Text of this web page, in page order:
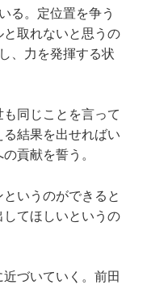
る。定位置を争う
取れないと思うの
、力を発揮する状
同じことを言って
結果を出せればい
貢献を誓う。
いうのができると
てほしいというの
づいていく。前田